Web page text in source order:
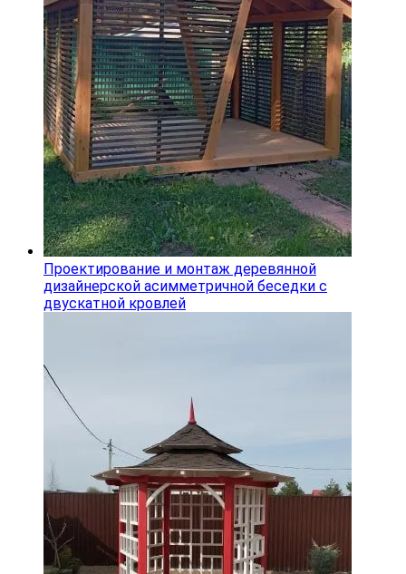
Проектирование и монтаж деревянной
дизайнерской асимметричной беседки с
двускатной кровлей